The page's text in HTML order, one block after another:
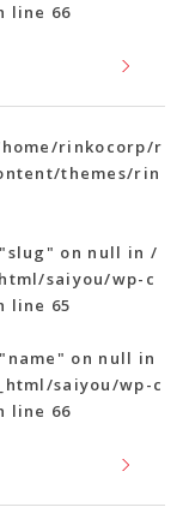
line 66
rinkocorp/r
themes/rin
on null in /
saiyou/wp-c
line 65
on null in
saiyou/wp-c
line 66